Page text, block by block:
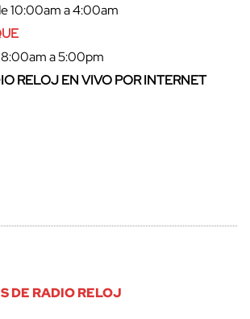
10:00am a 4:00am
8:00am a 5:00pm
RELOJ EN VIVO POR INTERNET
DE RADIO RELOJ